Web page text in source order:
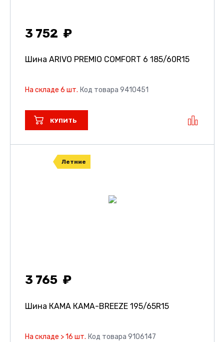
3 752
Шина ARIVO PREMIO COMFORT 6 185/60R15
На складе 6 шт. Код товара 9410451
КУПИТЬ
Летние
3 765
Шина КАМА КАМА-BREEZE 195/65R15
На складе > 16 шт. Код товара 9106147